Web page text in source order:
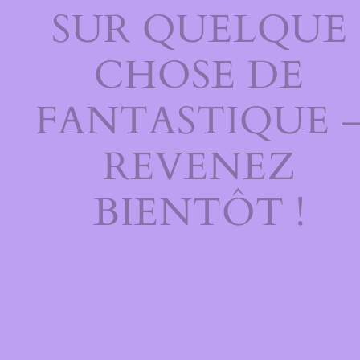
SUR QUELQUE
CHOSE DE
FANTASTIQUE
REVENEZ
BIENTÔT !